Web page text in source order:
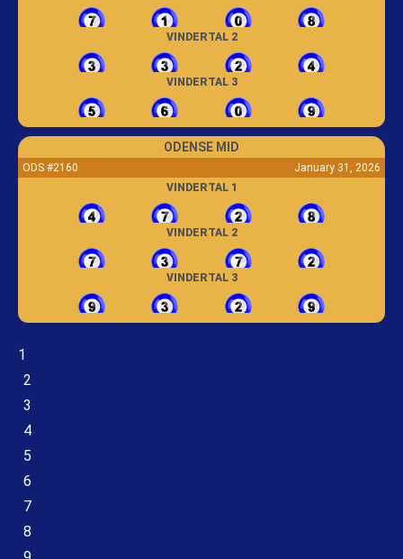
VINDERTAL 2
VINDERTAL 3
ODENSE MID
ODS #2160
January 31, 2026
VINDERTAL 1
VINDERTAL 2
VINDERTAL 3
1
2
3
4
5
6
7
8